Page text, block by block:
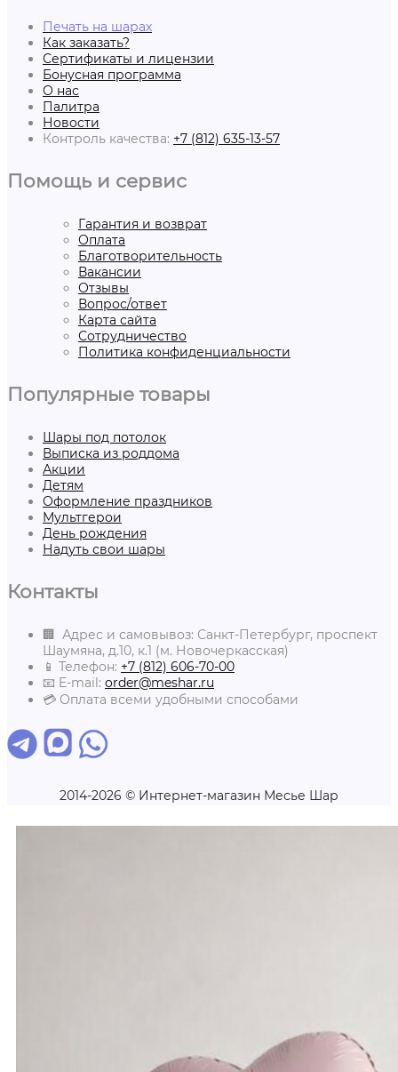
Печать на шарах
Как заказать?
Сертификаты и лицензии
Бонусная программа
О нас
Палитра
Новости
Контроль качества: +7 (812) 635-13-57
Помощь и сервис
Гарантия и возврат
Оплата
Благотворительность
Вакансии
Отзывы
Вопрос/ответ
Карта сайта
Сотрудничество
Политика конфиденциальности
Популярные товары
Шары под потолок
Выписка из роддома
Акции
Детям
Оформление праздников
Мультгерои
День рождения
Надуть свои шары
Контакты
🏢 Адрес и самовывоз: Санкт-Петербург, проспект
Шаумяна, д.10, к.1 (м. Новочеркасская)
📱 Телефон: +7 (812) 606-70-00
📧 E-mail: order@meshar.ru
💳 Оплата всеми удобными способами
2014-2026 © Интернет-магазин Месье Шар